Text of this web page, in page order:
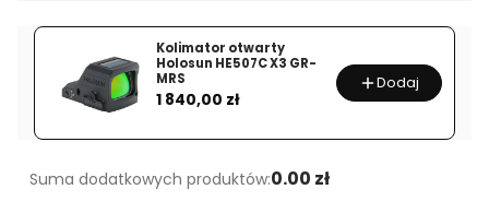
4-
32x56
SFP
Kolimator otwarty
Holosun HE507C X3 GR-
MRS
Cena
1 840,00 zł
Dodaj
Suma dodatkowych produktów:0.00 zł